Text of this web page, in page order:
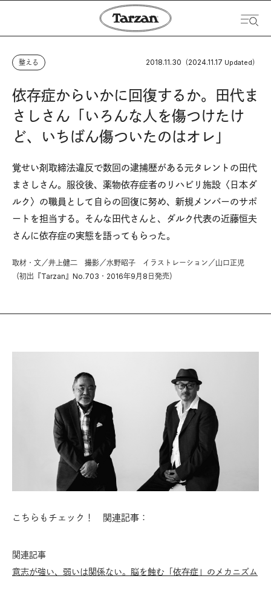
整える 2018.11.30 （2024.11.17 Updated）
依存症からいかに回復するか。田代ま
さしさん「いろんな人を傷つけたけ
ど、いちばん傷ついたのはオレ」
覚せい剤取締法違反で数回の逮捕歴がある元タレントの田代
まさしさん。服役後、薬物依存症者のリハビリ施設〈日本ダ
ルク〉の職員として自らの回復に努め、新規メンバーのサポ
ートを担当する。そんな田代さんと、ダルク代表の近藤恒夫
さんに依存症の実態を語ってもらった。
取材・文／井上健二 撮影／水野昭子 イラストレーション／山口正児
（初出『Tarzan』No.703・2016年9月8日発売）
こちらもチェック！ 関連記事：
関連記事
意志が強い、弱いは関係ない。脳を蝕む「依存症」のメカニズム